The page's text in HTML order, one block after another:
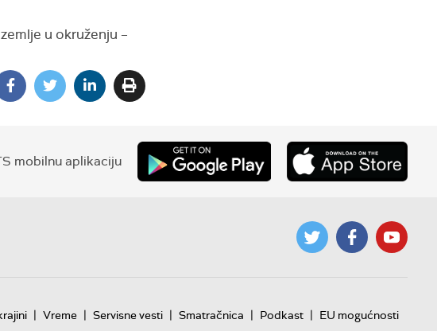
u okruženju –
mobilnu aplikaciju
| Vreme | Servisne vesti | Smatračnica | Podkast | EU mogućnosti